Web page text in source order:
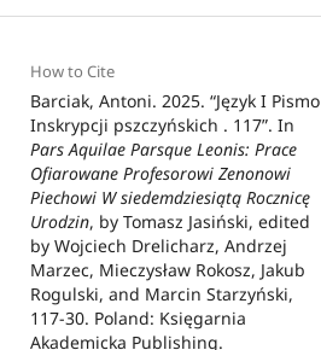
How to Cite
Barciak, Antoni. 2025. “Język I Pismo
Inskrypcji pszczyńskich . 117”. In
Pars Aquilae Parsque Leonis: Prace
Ofiarowane Profesorowi Zenonowi
Piechowi W siedemdziesiątą Rocznicę
Urodzin, by Tomasz Jasiński, edited
by Wojciech Drelicharz, Andrzej
Marzec, Mieczysław Rokosz, Jakub
Rogulski, and Marcin Starzyński,
117-30. Poland: Księgarnia
Akademicka Publishing.